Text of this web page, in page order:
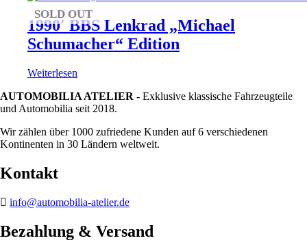
SOLD OUT
1990′ BBS Lenkrad „Michael
Schumacher“ Edition
Weiterlesen
AUTOMOBILIA ATELIER - Exklusive klassische Fahrzeugteile
und Automobilia seit 2018.
Wir zählen über 1000 zufriedene Kunden auf 6 verschiedenen
Kontinenten in 30 Ländern weltweit.
Kontakt
info@automobilia-atelier.de
Bezahlung & Versand